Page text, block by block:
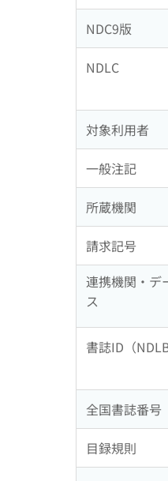
NDC9版
NDLC
対象利用者
一般注記
所蔵機関
請求記号
連携機関・デ
ス
書誌ID（
全国書誌番号
目録規則